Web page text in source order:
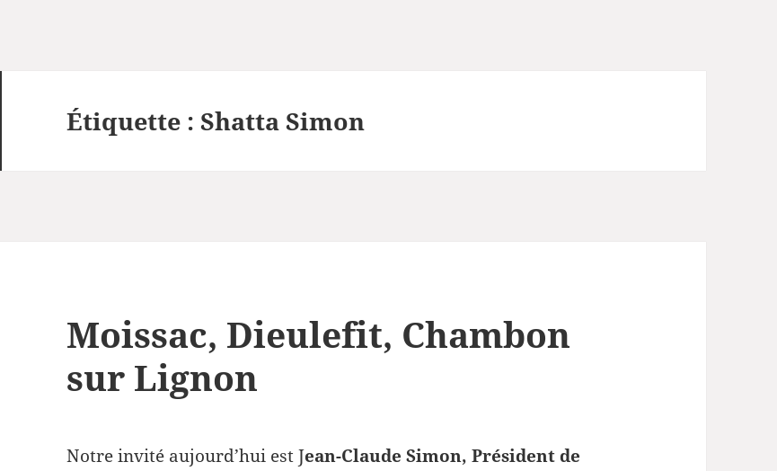
Étiquette :Shatta Simon
Moissac, Dieulefit, Chambon
sur Lignon
Notre invité aujourd’hui est Jean-Claude Simon, Président de